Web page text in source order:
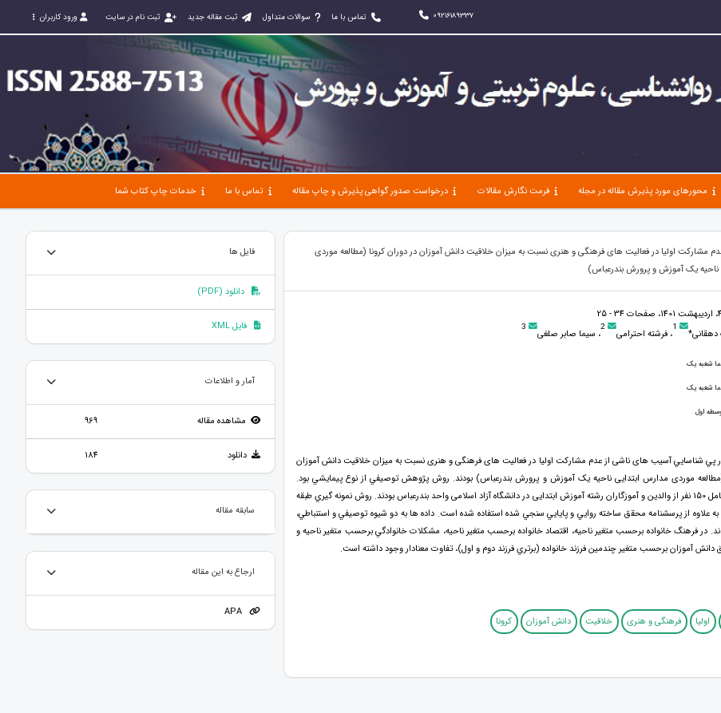
09216189337 تماس با ما سوالات متداول ثبت مقاله جدید ثبت نام در سایت ورود کاربران
محورهای مورد پذیرش مقاله در مجله فرمت نگارش مقالات درخواست صدور گواهی پذیرش و چاپ مقاله تماس با ما خدمات چاپ کتاب شما
مشارکت اولیا در فعالیت های فرهنگی و هنری نسبت به میزان خلاقیت دانش آموزان در دوران کرونا (مطالعه موردی
ناحیه یک آموزش و پرورش بندرعباس)
دهقانی* 1، فرشته احترامی 2، سیما صابر صلغی 3
شعبه یک
شعبه یک
اول
شناسايي آسیب های ناشی از عدم مشارکت اولیا در فعالیت های فرهنگی و هنری نسبت به میزان خلاقیت دانش آموزان
(مطالعه موردی مدارس ابتدایی ناحیه یک آموزش و پرورش بندرعباس) بودند. روش پژوهش توصيفي از نوع پيمايشي بود.
نمونه پژوهش شامل 150 نفر از والدين و آموزگاران رشته آموزش ابتدایی در دانشگاه آزاد اسلامی واحد بندرعباس بودند. روش نمونه گيري طبقه
علاوه از پرسشنامه محقق ساخته روايي و پايايي سنجي شده استفاده شده است. داده ها به دو شيوه توصيفي و استنباطي،
در فرهنگ خانواده برحسب متغير ناحيه، اقتصاد خانواده برحسب متغير ناحيه، مشکلات خانوادگي برحسب متغير ناحيه و
دانش آموزان برحسب متغير چندمين فرزند خانواده (برتري فرزند دوم و اول)، تفاوت معنادار وجود داشته است.
اولیا فرهنگی و هنری خلاقیت دانش آموزان کرونا
فایل ها
دانلود (PDF)
فایل XML
آمار و اطلاعات
مشاهده مقاله 969
دانلود 184
سابقه مقاله
ارجاع به این مقاله